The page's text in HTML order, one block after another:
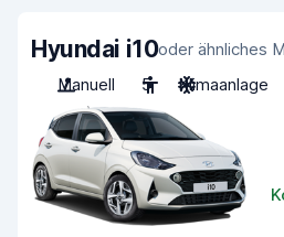
Hyundai i10oder ähnliches
Manuell
5 Klimaanlage